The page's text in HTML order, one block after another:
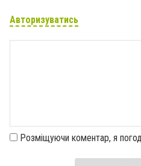
Авторизуватись
Розміщуючи коментар, я